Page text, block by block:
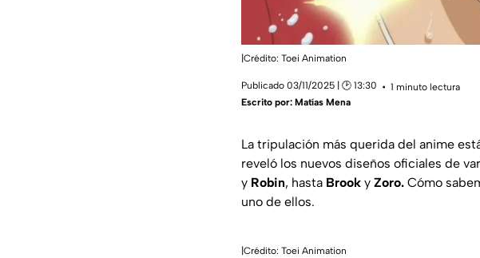
|Crédito: Toei Animation
Publicado 03/11/2025 | 🕑 13:30
1 minuto lectura
Escrito por: Matías Mena
La tripulación más querida del anime
reveló los nuevos diseños oficiales de
y Robin, hasta Brook y Zoro. Cómo
uno de ellos.
|Crédito: Toei Animation